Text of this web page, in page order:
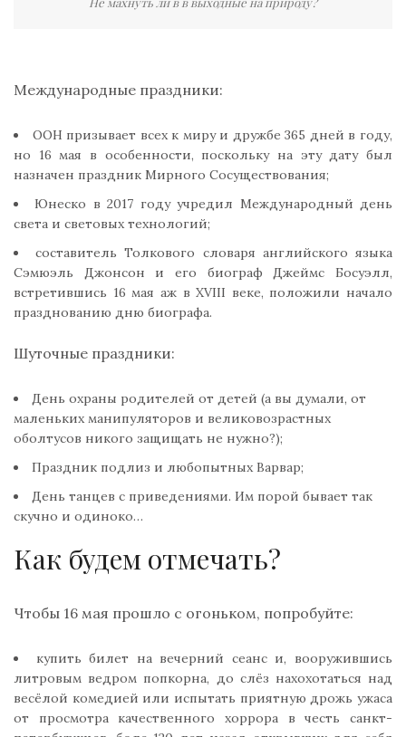
Международные праздники:
ООН призывает всех к миру и дружбе 365 дней в году,
но 16 мая в особенности, поскольку на эту дату был
назначен праздник Мирного Сосуществования;
Юнеско в 2017 году учредил Международный день
света и световых технологий;
составитель Толкового словаря английского языка
Сэмюэль Джонсон и его биограф Джеймс Босуэлл,
встретившись 16 мая аж в XVIII веке, положили начало
празднованию дню биографа.
Шуточные праздники:
День охраны родителей от детей (а вы думали, от
маленьких манипуляторов и великовозрастных
оболтусов никого защищать не нужно?);
Праздник подлиз и любопытных Варвар;
День танцев с приведениями. Им порой бывает так
скучно и одиноко…
Как будем отмечать?
Чтобы 16 мая прошло с огоньком, попробуйте:
купить билет на вечерний сеанс и, вооружившись
литровым ведром попкорна, до слёз нахохотаться над
весёлой комедией или испытать приятную дрожь ужаса
от просмотра качественного хоррора в честь санкт-